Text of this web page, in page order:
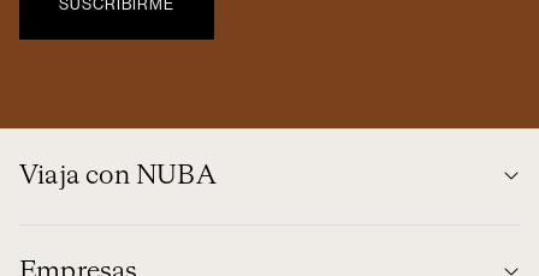
Viaja con NUBA